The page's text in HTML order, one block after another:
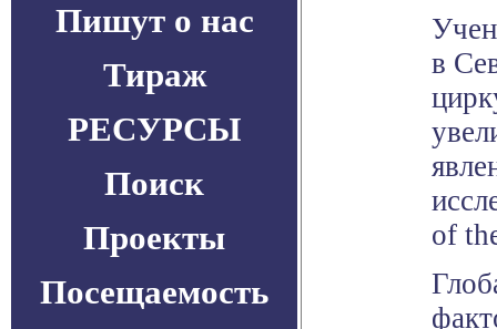
Пишут о нас
Тираж
РЕСУРСЫ
Поиск
Проекты
Посещаемость
в
of